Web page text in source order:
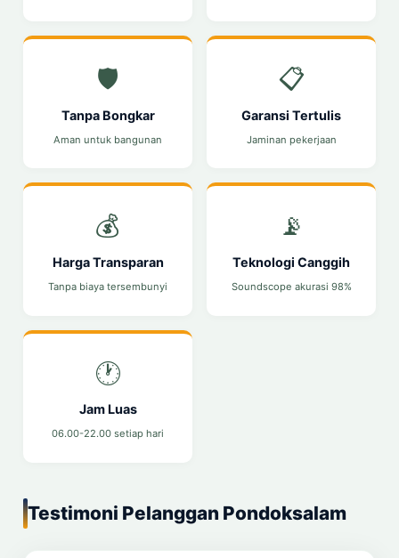
🛡️
Tanpa Bongkar
Aman untuk bangunan
📋
Garansi Tertulis
Jaminan pekerjaan
💰
Harga Transparan
Tanpa biaya tersembunyi
📡
Teknologi Canggih
Soundscope akurasi 98%
🕐
Jam Luas
06.00-22.00 setiap hari
Testimoni Pelanggan Pondoksalam